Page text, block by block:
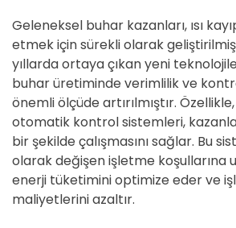
Geleneksel buhar kazanları, ısı
etmek için sürekli olarak
yıllarda ortaya çıkan yeni
buhar üretiminde verimlilik ve
önemli ölçüde artırılmıştır.
otomatik kontrol sistemleri,
bir şekilde çalışmasını sağlar. Bu
olarak değişen işletme koşullarına
enerji tüketimini optimize eder ve
maliyetlerini azaltır.